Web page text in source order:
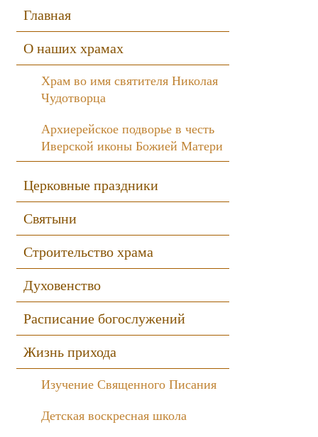
Sidebar
Главная
О наших храмах
Храм во имя святителя Николая
Чудотворца
Архиерейское подворье в честь
Иверской иконы Божией Матери
Церковные праздники
Святыни
Строительство храма
Духовенство
Расписание богослужений
Жизнь прихода
Изучение Священного Писания
Детская воскресная школа